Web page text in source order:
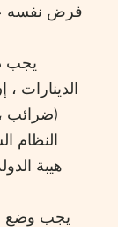
فرض نفسه
الدينارات
(ضرائب
النظام
هيبة